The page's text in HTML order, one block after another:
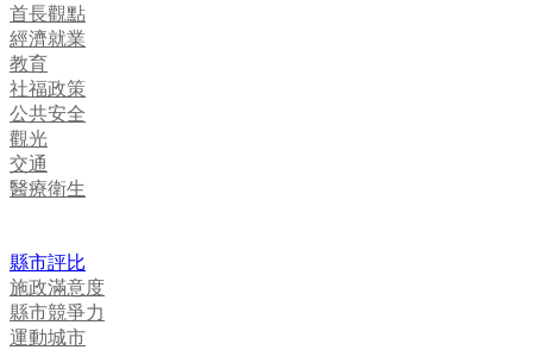
首長觀點
經濟就業
教育
社福政策
公共安全
觀光
交通
醫療衛生
縣市評比
施政滿意度
縣市競爭力
運動城市